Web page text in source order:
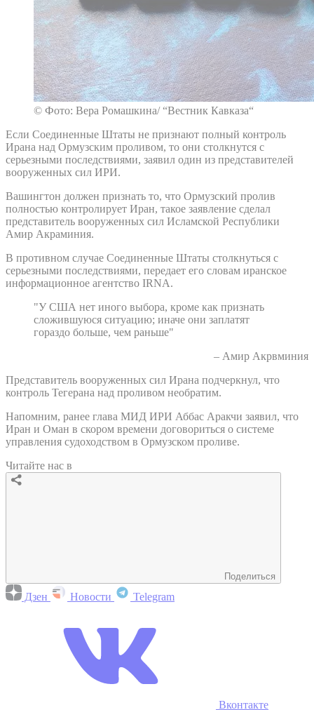
© Фото: Вера Ромашкина/ “Вестник Кавказа“
Если Соединенные Штаты не признают полный контроль
Ирана над Ормузским проливом, то они столкнутся с
серьезными последствиями, заявил один из представителей
вооруженных сил ИРИ.
Вашингтон должен признать то, что Ормузский пролив
полностью контролирует Иран, такое заявление сделал
представитель вооруженных сил Исламской Республики
Амир Акраминия.
В противном случае Соединенные Штаты столкнуться с
серьезными последствиями, передает его словам иранское
информационное агентство IRNA.
"У США нет иного выбора, кроме как признать
сложившуюся ситуацию; иначе они заплатят
гораздо больше, чем раньше"
– Амир Акрвминия
Представитель вооруженных сил Ирана подчеркнул, что
контроль Тегерана над проливом необратим.
Напомним, ранее глава МИД ИРИ Аббас Аракчи заявил, что
Иран и Оман в скором времени договориться о системе
управления судоходством в Ормузском проливе.
Читайте нас в
Поделиться
Дзен Новости Telegram
Вконтакте